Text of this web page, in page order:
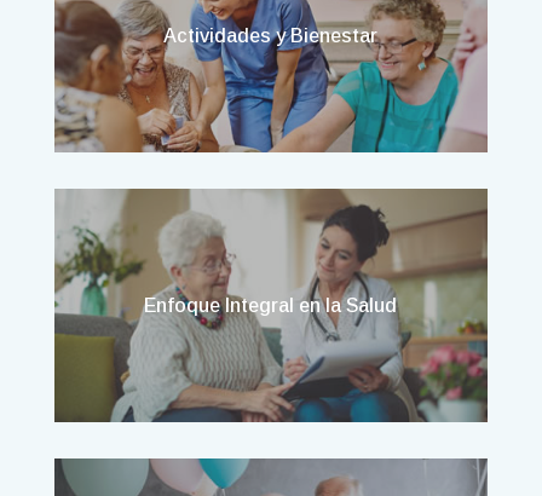
Actividades y Bienestar
Enfoque Integral en la Salud